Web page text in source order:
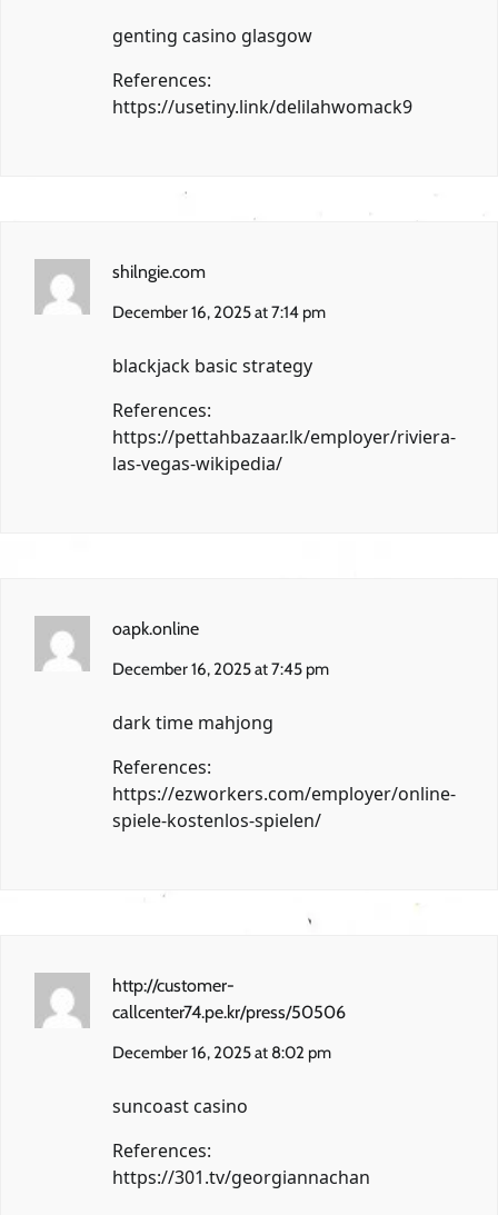
genting casino glasgow
References:
https://usetiny.link/delilahwomack9
shilngie.com
December 16, 2025 at 7:14 pm
blackjack basic strategy
References:
https://pettahbazaar.lk/employer/riviera-
las-vegas-wikipedia/
oapk.online
December 16, 2025 at 7:45 pm
dark time mahjong
References:
https://ezworkers.com/employer/online-
spiele-kostenlos-spielen/
http://customer-
callcenter74.pe.kr/press/50506
December 16, 2025 at 8:02 pm
suncoast casino
References:
https://301.tv/georgiannachan